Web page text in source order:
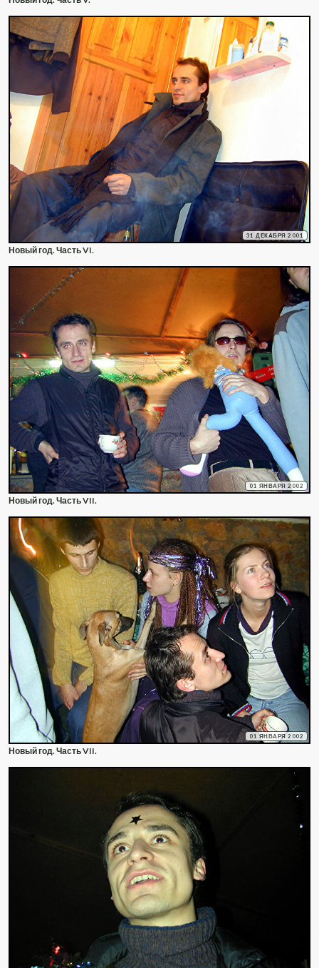
31 ДЕКАБРЯ 2001
Новый год. Часть VI.
01 ЯНВАРЯ 2002
Новый год. Часть VII.
01 ЯНВАРЯ 2002
Новый год. Часть VII.